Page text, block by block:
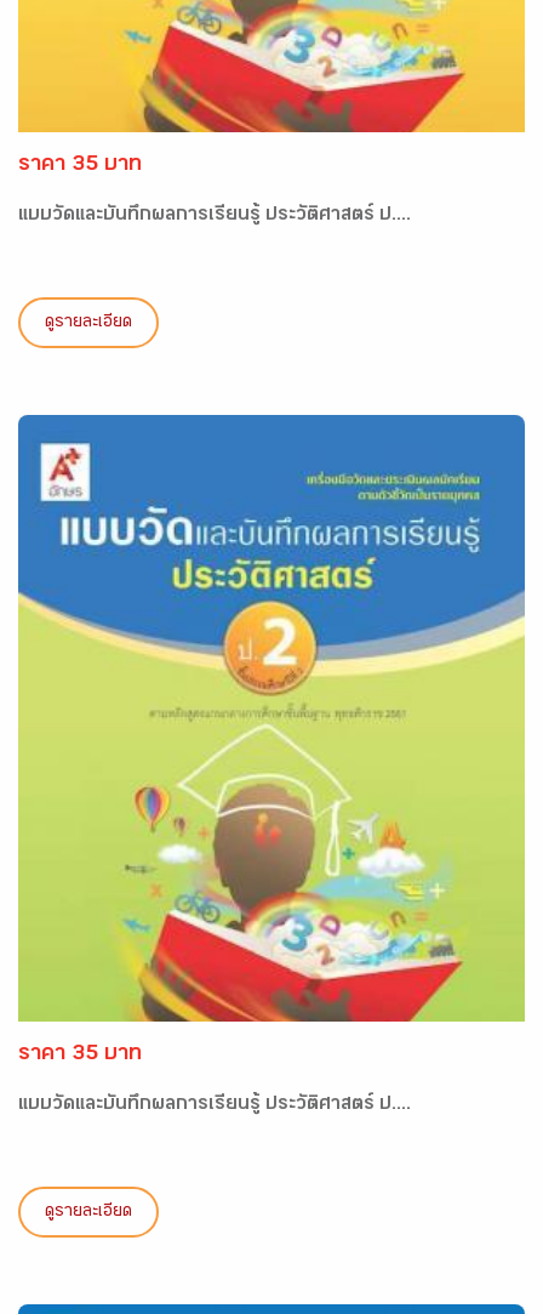
ราคา 35 บาท
แบบวัดและบันทึกผลการเรียนรู้ ประวัติศาสตร์ ป....
ดูรายละเอียด
ราคา 35 บาท
แบบวัดและบันทึกผลการเรียนรู้ ประวัติศาสตร์ ป....
ดูรายละเอียด